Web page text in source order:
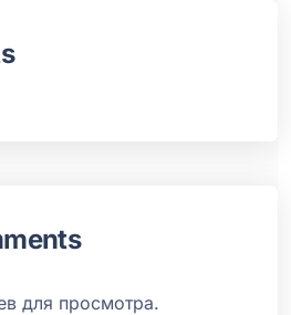
для просмотра.